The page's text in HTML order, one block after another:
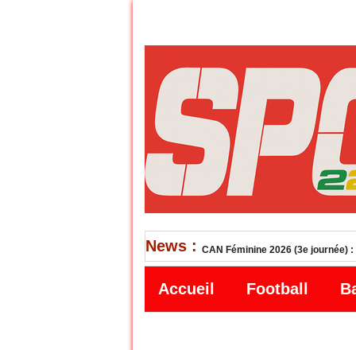
News : CAN Féminine 2026 (3e journée)
Accueil Football